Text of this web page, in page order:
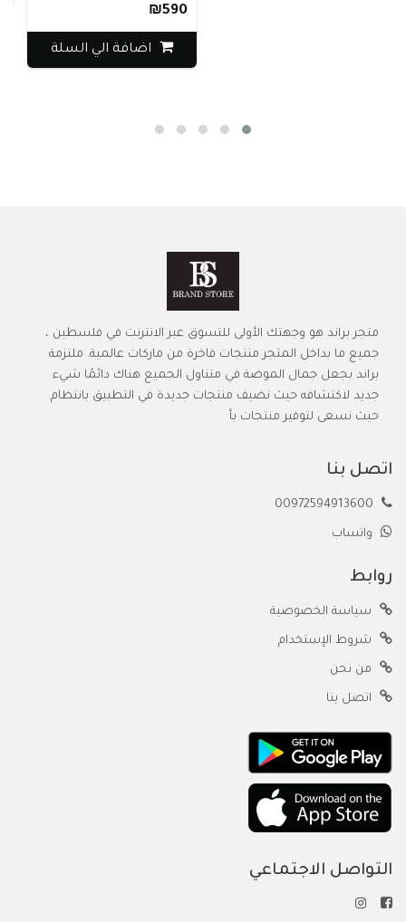
₪590
اضافة الي السلة
متجر براند هو وجهتك الأولى للتسوق عبر الانترنت في فلسطين ،
جميع ما بداخل المتجر منتجات فاخرة من ماركات عالمية. ملتزمة
براند بجعل جمال الموضة في متناول الجميع هناك دائمًا شيء
جديد لاكتشافه حيث نضيف منتجات جديدة في التطبيق بانتظام.
حيث نسعى لتوفير منتجات بأ
اتصل بنا
واتساب
روابط
سياسة الخصوصية
شروط الإستخدام
من نحن
اتصل بنا
التواصل الاجتماعي